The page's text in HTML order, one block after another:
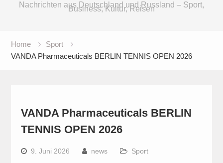
Nachrichten aus Deutschland und Russland – Sport,
Business, Kultur, Reisen
Home
Sport
VANDA Pharmaceuticals BERLIN TENNIS OPEN 2026
VANDA Pharmaceuticals BERLIN
TENNIS OPEN 2026
9. Juni 2026 news Sport